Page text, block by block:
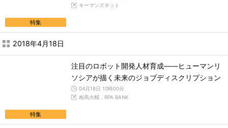
特集
キーマンズネット
2018年4月18日
特集
注目のロボット開発人材育成――ヒューマンリ
ソシアが描く未来のジョブディスクリプション
04月18日 10時00分
相馬大輔，RPA BANK